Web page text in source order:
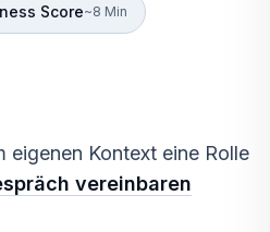
Score~8 Min
eigenen Kontext eine Rolle
vereinbaren